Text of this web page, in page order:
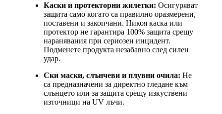
Каски и протекторни жилетки: Осигуряват
защита само когато са правилно оразмерени,
поставени и закопчани. Никоя каска или
протектор не гарантира 100% защита срещу
наранявания при сериозен инцидент.
Подменете продукта незабавно след силен
удар.
Ски маски, слънчеви и плувни очила: Не
са предназначени за директно гледане към
слънцето или за защита срещу изкуствени
източници на UV лъчи.